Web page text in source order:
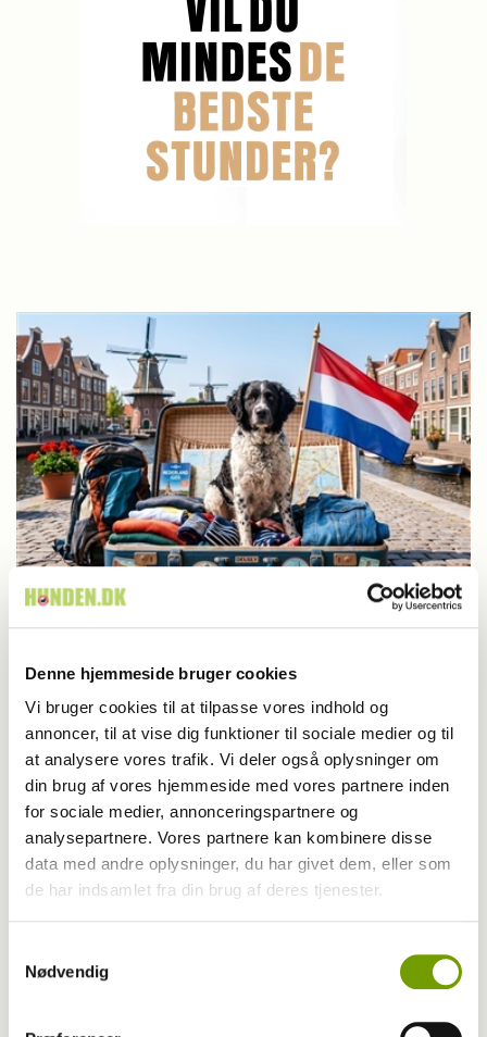
Denne hjemmeside bruger cookies
Vi bruger cookies til at tilpasse vores indhold og
annoncer, til at vise dig funktioner til sociale medier og til
at analysere vores trafik. Vi deler også oplysninger om
din brug af vores hjemmeside med vores partnere inden
for sociale medier, annonceringspartnere og
analysepartnere. Vores partnere kan kombinere disse
data med andre oplysninger, du har givet dem, eller som
de har indsamlet fra din brug af deres tjenester.
Nødvendig
Info
Rejse med hund: Regler for Holland 2026